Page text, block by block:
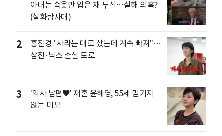
아내는 속옷만 입은 채 투신…살해 의혹?
(실화탐사대)
2
홍진경 "사라는 대로 샀는데 계속 빠져"…
삼전·닉스 손실 토로
3
'의사 남편♥' 재혼 윤해영, 55세 믿기지
않는 미모